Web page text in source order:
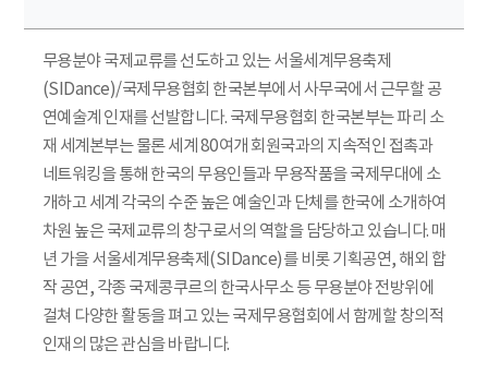
무용분야 국제교류를 선도하고 있는 서울세계무용축제
(SIDance)/국제무용협회 한국본부에서 사무국에서 근무할 공
연예술계 인재를 선발합니다. 국제무용협회 한국본부는 파리 소
재 세계본부는 물론 세계 80여개 회원국과의 지속적인 접촉과
네트워킹을 통해 한국의 무용인들과 무용작품을 국제무대에 소
개하고 세계 각국의 수준 높은 예술인과 단체를 한국에 소개하여
차원 높은 국제교류의 창구로서의 역할을 담당하고 있습니다. 매
년 가을 서울세계무용축제(SIDance)를 비롯 기획공연, 해외 합
작 공연, 각종 국제콩쿠르의 한국사무소 등 무용분야 전방위에
걸쳐 다양한 활동을 펴고 있는 국제무용협회에서 함께할 창의적
인재의 많은 관심을 바랍니다.